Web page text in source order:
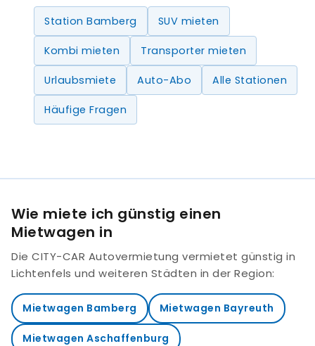
Station Bamberg SUV mieten
Kombi mieten Transporter mieten
Urlaubsmiete Auto-Abo Alle Stationen
Häufige Fragen
Wie miete ich günstig einen
Mietwagen in
Die CITY-CAR Autovermietung vermietet günstig in
Lichtenfels und weiteren Städten in der Region:
Mietwagen Bamberg Mietwagen Bayreuth
Mietwagen Aschaffenburg